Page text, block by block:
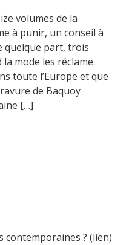
volumes de la
à punir, un conseil à
quelque part, trois
mode les réclame.
toute l’Europe et que
de Baquoy
[…]
contemporaines ? (lien)